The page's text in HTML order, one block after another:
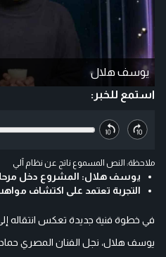
يوسف هلال
استمع للخبر:
ملاحظة: النص المسموع ناتج عن نظام آلي
يوسف هلال: المشروع دخل مرحلة
التجربة تعتمد على اكتشاف
في خطوة فنية جديدة تعكس انتقاله
يوسف هلال، نجل الفنان المصري